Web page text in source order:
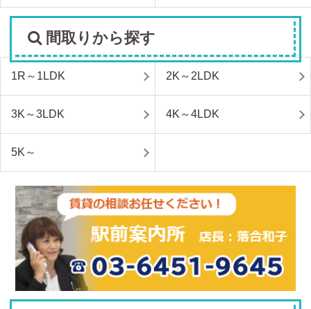
間取りから探す
1R～1LDK 2K～2LDK
3K～3LDK 4K～4LDK
5K～